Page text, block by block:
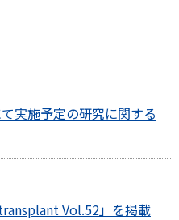
実施予定の研究に関する
Vol.52」を掲載